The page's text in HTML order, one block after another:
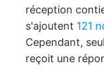
réception
s'ajoutent 121
Cependant,
reçoit une